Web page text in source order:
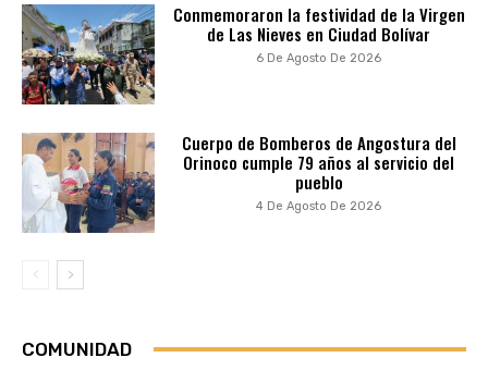
Conmemoraron la festividad de la Virgen
de Las Nieves en Ciudad Bolívar
6 De Agosto De 2026
Cuerpo de Bomberos de Angostura del
Orinoco cumple 79 años al servicio del
pueblo
4 De Agosto De 2026
COMUNIDAD